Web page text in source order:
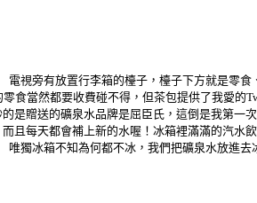
電視旁有放置行李箱的檯子，檯子下方就是零食
食當然都要收費碰不得，但茶包提供了我愛的
的是贈送的礦泉水品牌是屈臣氏，這倒是我第一
而且每天都會補上新的水喔！冰箱裡滿滿的汽水
唯獨冰箱不知為何都不冰，我們把礦泉水放進去